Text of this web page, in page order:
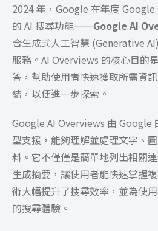
2024 年，Google 在年度
的 AI 搜尋功能——Google AI
合生成式人工智慧 (Generative
服務。AI Overviews 的核心目的
答，幫助使用者快速獲取所需資
結，以便進一步探索。
Google AI Overviews 由 Google
型支援，能夠理解並處理文字、
料。它不僅僅是簡單地列出相關
生成摘要，讓使用者能快速掌握
術大幅提升了搜尋效率，並為使
的搜尋體驗。